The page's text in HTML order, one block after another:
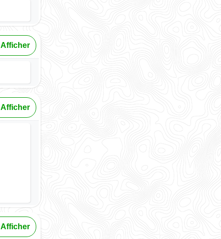
Afficher
Afficher
Afficher